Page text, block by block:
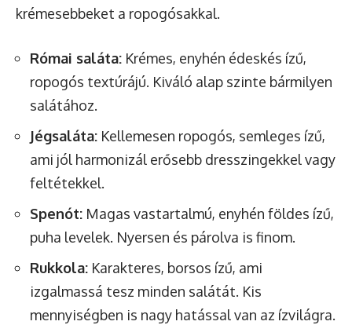
krémesebbeket a ropogósakkal.
Római saláta: Krémes, enyhén édeskés ízű,
ropogós textúrájú. Kiváló alap szinte bármilyen
salátához.
Jégsaláta: Kellemesen ropogós, semleges ízű,
ami jól harmonizál erősebb dresszingekkel vagy
feltétekkel.
Spenót: Magas vastartalmú, enyhén földes ízű,
puha levelek. Nyersen és párolva is finom.
Rukkola: Karakteres, borsos ízű, ami
izgalmassá tesz minden salátát. Kis
mennyiségben is nagy hatással van az ízvilágra.